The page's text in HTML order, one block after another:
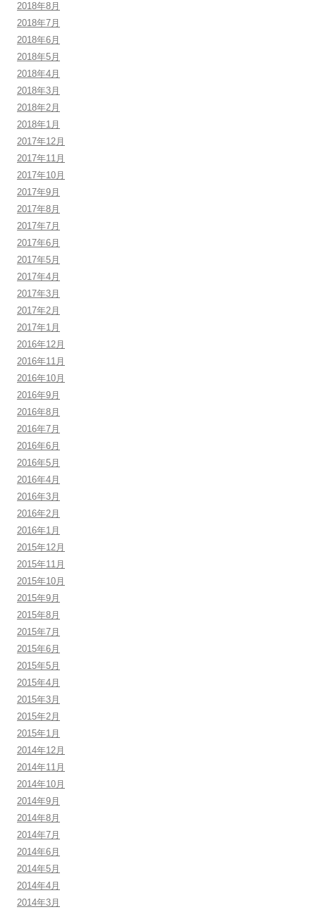
2018年8月
2018年7月
2018年6月
2018年5月
2018年4月
2018年3月
2018年2月
2018年1月
2017年12月
2017年11月
2017年10月
2017年9月
2017年8月
2017年7月
2017年6月
2017年5月
2017年4月
2017年3月
2017年2月
2017年1月
2016年12月
2016年11月
2016年10月
2016年9月
2016年8月
2016年7月
2016年6月
2016年5月
2016年4月
2016年3月
2016年2月
2016年1月
2015年12月
2015年11月
2015年10月
2015年9月
2015年8月
2015年7月
2015年6月
2015年5月
2015年4月
2015年3月
2015年2月
2015年1月
2014年12月
2014年11月
2014年10月
2014年9月
2014年8月
2014年7月
2014年6月
2014年5月
2014年4月
2014年3月